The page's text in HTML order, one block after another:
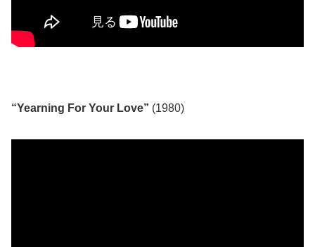
“Yearning For Your Love” (1980)